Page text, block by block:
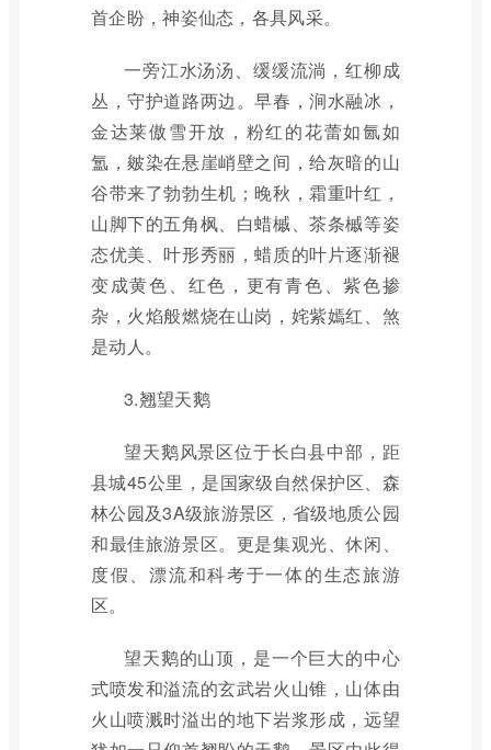
首企盼，神姿仙态，各具风采。
一旁江水汤汤、缓缓流淌，红柳成
丛，守护道路两边。早春，涧水融冰，
金达莱傲雪开放，粉红的花蕾如氤如
氲，皴染在悬崖峭壁之间，给灰暗的山
谷带来了勃勃生机；晚秋，霜重叶红，
山脚下的五角枫、白蜡槭、茶条槭等姿
态优美、叶形秀丽，蜡质的叶片逐渐褪
变成黄色、红色，更有青色、紫色掺
杂，火焰般燃烧在山岗，姹紫嫣红、煞
是动人。
3.翘望天鹅
望天鹅风景区位于长白县中部，距
县城45公里，是国家级自然保护区、森
林公园及3A级旅游景区，省级地质公园
和最佳旅游景区。更是集观光、休闲、
度假、漂流和科考于一体的生态旅游
区。
望天鹅的山顶，是一个巨大的中心
式喷发和溢流的玄武岩火山锥，山体由
火山喷溅时溢出的地下岩浆形成，远望